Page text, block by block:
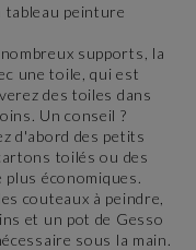
peinture
supports, la
une toile, qui est
des toiles dans
Un conseil ?
d'abord des petits
toilés ou des
économiques.
couteaux à peindre,
et un pot de Gesso
sous la main.